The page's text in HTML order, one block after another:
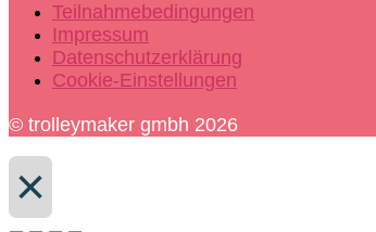
Teilnahmebedingungen
Impressum
Datenschutzerklärung
Cookie-Einstellungen
© trolleymaker gmbh 2026
×